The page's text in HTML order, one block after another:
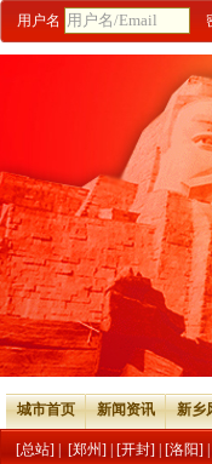
用户名
城市首页 新闻资讯 新乡
[总站] [郑州] [开封] [洛阳]